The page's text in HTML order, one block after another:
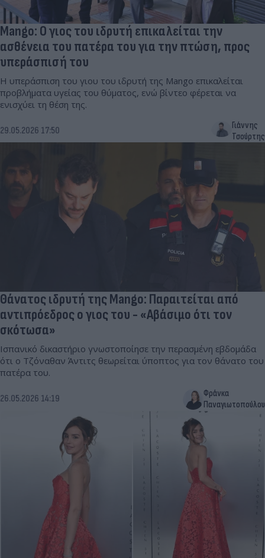
Mango: Ο γιος του ιδρυτή επικαλείται την
ασθένεια του πατέρα του για την πτώση, προς
υπεράσπισή του
Η υπεράσπιση του γιου του ιδρυτή της Mango επικαλείται
προβλήματα υγείας του θύματος, ενώ βίντεο φέρεται να
ενισχύει τη θέση της.
29.05.2026 17:50
Γιάννης
Τσούρτης
Θάνατος ιδρυτή της Mango: Παραιτείται από
αντιπρόεδρος o γιος του - «Αβάσιμο ότι τον
σκότωσα»
Ισπανικό δικαστήριο γνωστοποίησε την περασμένη εβδομάδα
ότι ο Τζόναθαν Άντιτς θεωρείται ύποπτος για τον θάνατο του
πατέρα του.
26.05.2026 14:19
Φράνκα
Παναγιωτοπούλου